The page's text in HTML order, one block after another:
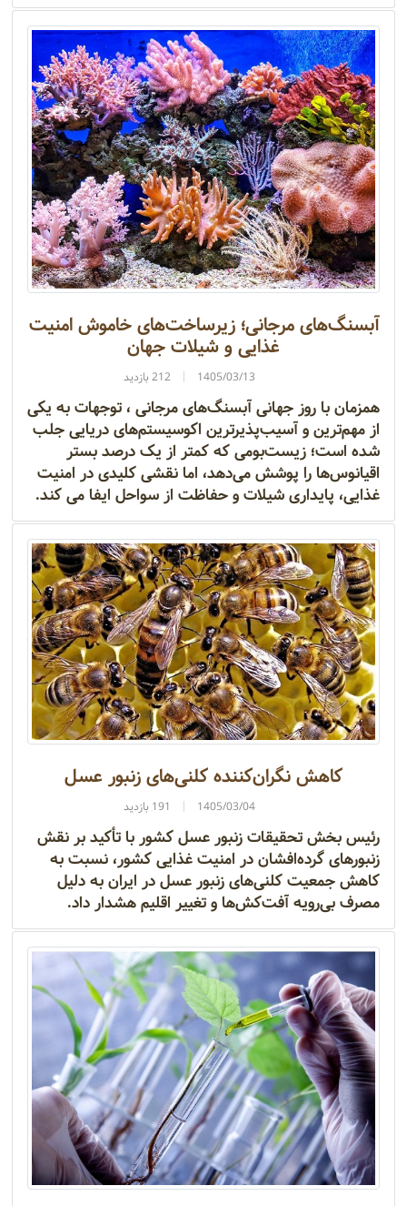
آبسنگ‌های مرجانی؛ زیرساخت‌های خاموش امنیت
غذایی و شیلات جهان
1405/03/13 212 بازدید
همزمان با روز جهانی آبسنگ‌های مرجانی ، توجهات به یکی
از مهم‌ترین و آسیب‌پذیرترین اکوسیستم‌های دریایی جلب
شده است؛ زیست‌بومی که کمتر از یک درصد بستر
اقیانوس‌ها را پوشش می‌دهد، اما نقشی کلیدی در امنیت
غذایی، پایداری شیلات و حفاظت از سواحل ایفا می کند.
کاهش نگران‌کننده کلنی‌های زنبور عسل
1405/03/04 191 بازدید
رئیس بخش تحقیقات زنبور عسل کشور با تأکید بر نقش
زنبورهای گرده‌افشان در امنیت غذایی کشور، نسبت به
کاهش جمعیت کلنی‌های زنبور عسل در ایران به دلیل
مصرف بی‌رویه آفت‌کش‌ها و تغییر اقلیم هشدار داد.